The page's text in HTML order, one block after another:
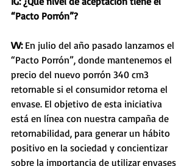
“Pacto Porrón”?
VV: En julio del año pasado lanzamos el
“Pacto Porrón”, donde mantenemos el
precio del nuevo porrón 340 cm3
retornable si el consumidor retorna el
envase. El objetivo de esta iniciativa
está en línea con nuestra campaña de
retornabilidad, para generar un hábito
positivo en la sociedad y concientizar
sobre la importancia de utilizar envases